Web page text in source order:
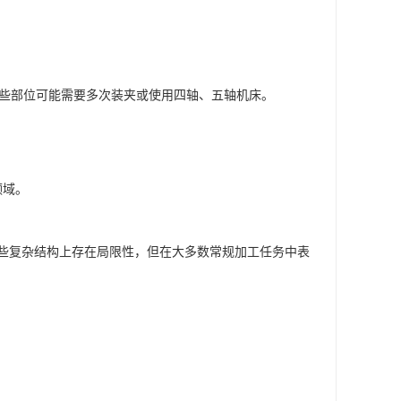
位可能需要多次装夹或使用四轴、五轴机床。
。
复杂结构上存在局限性，但在大多数常规加工任务中表